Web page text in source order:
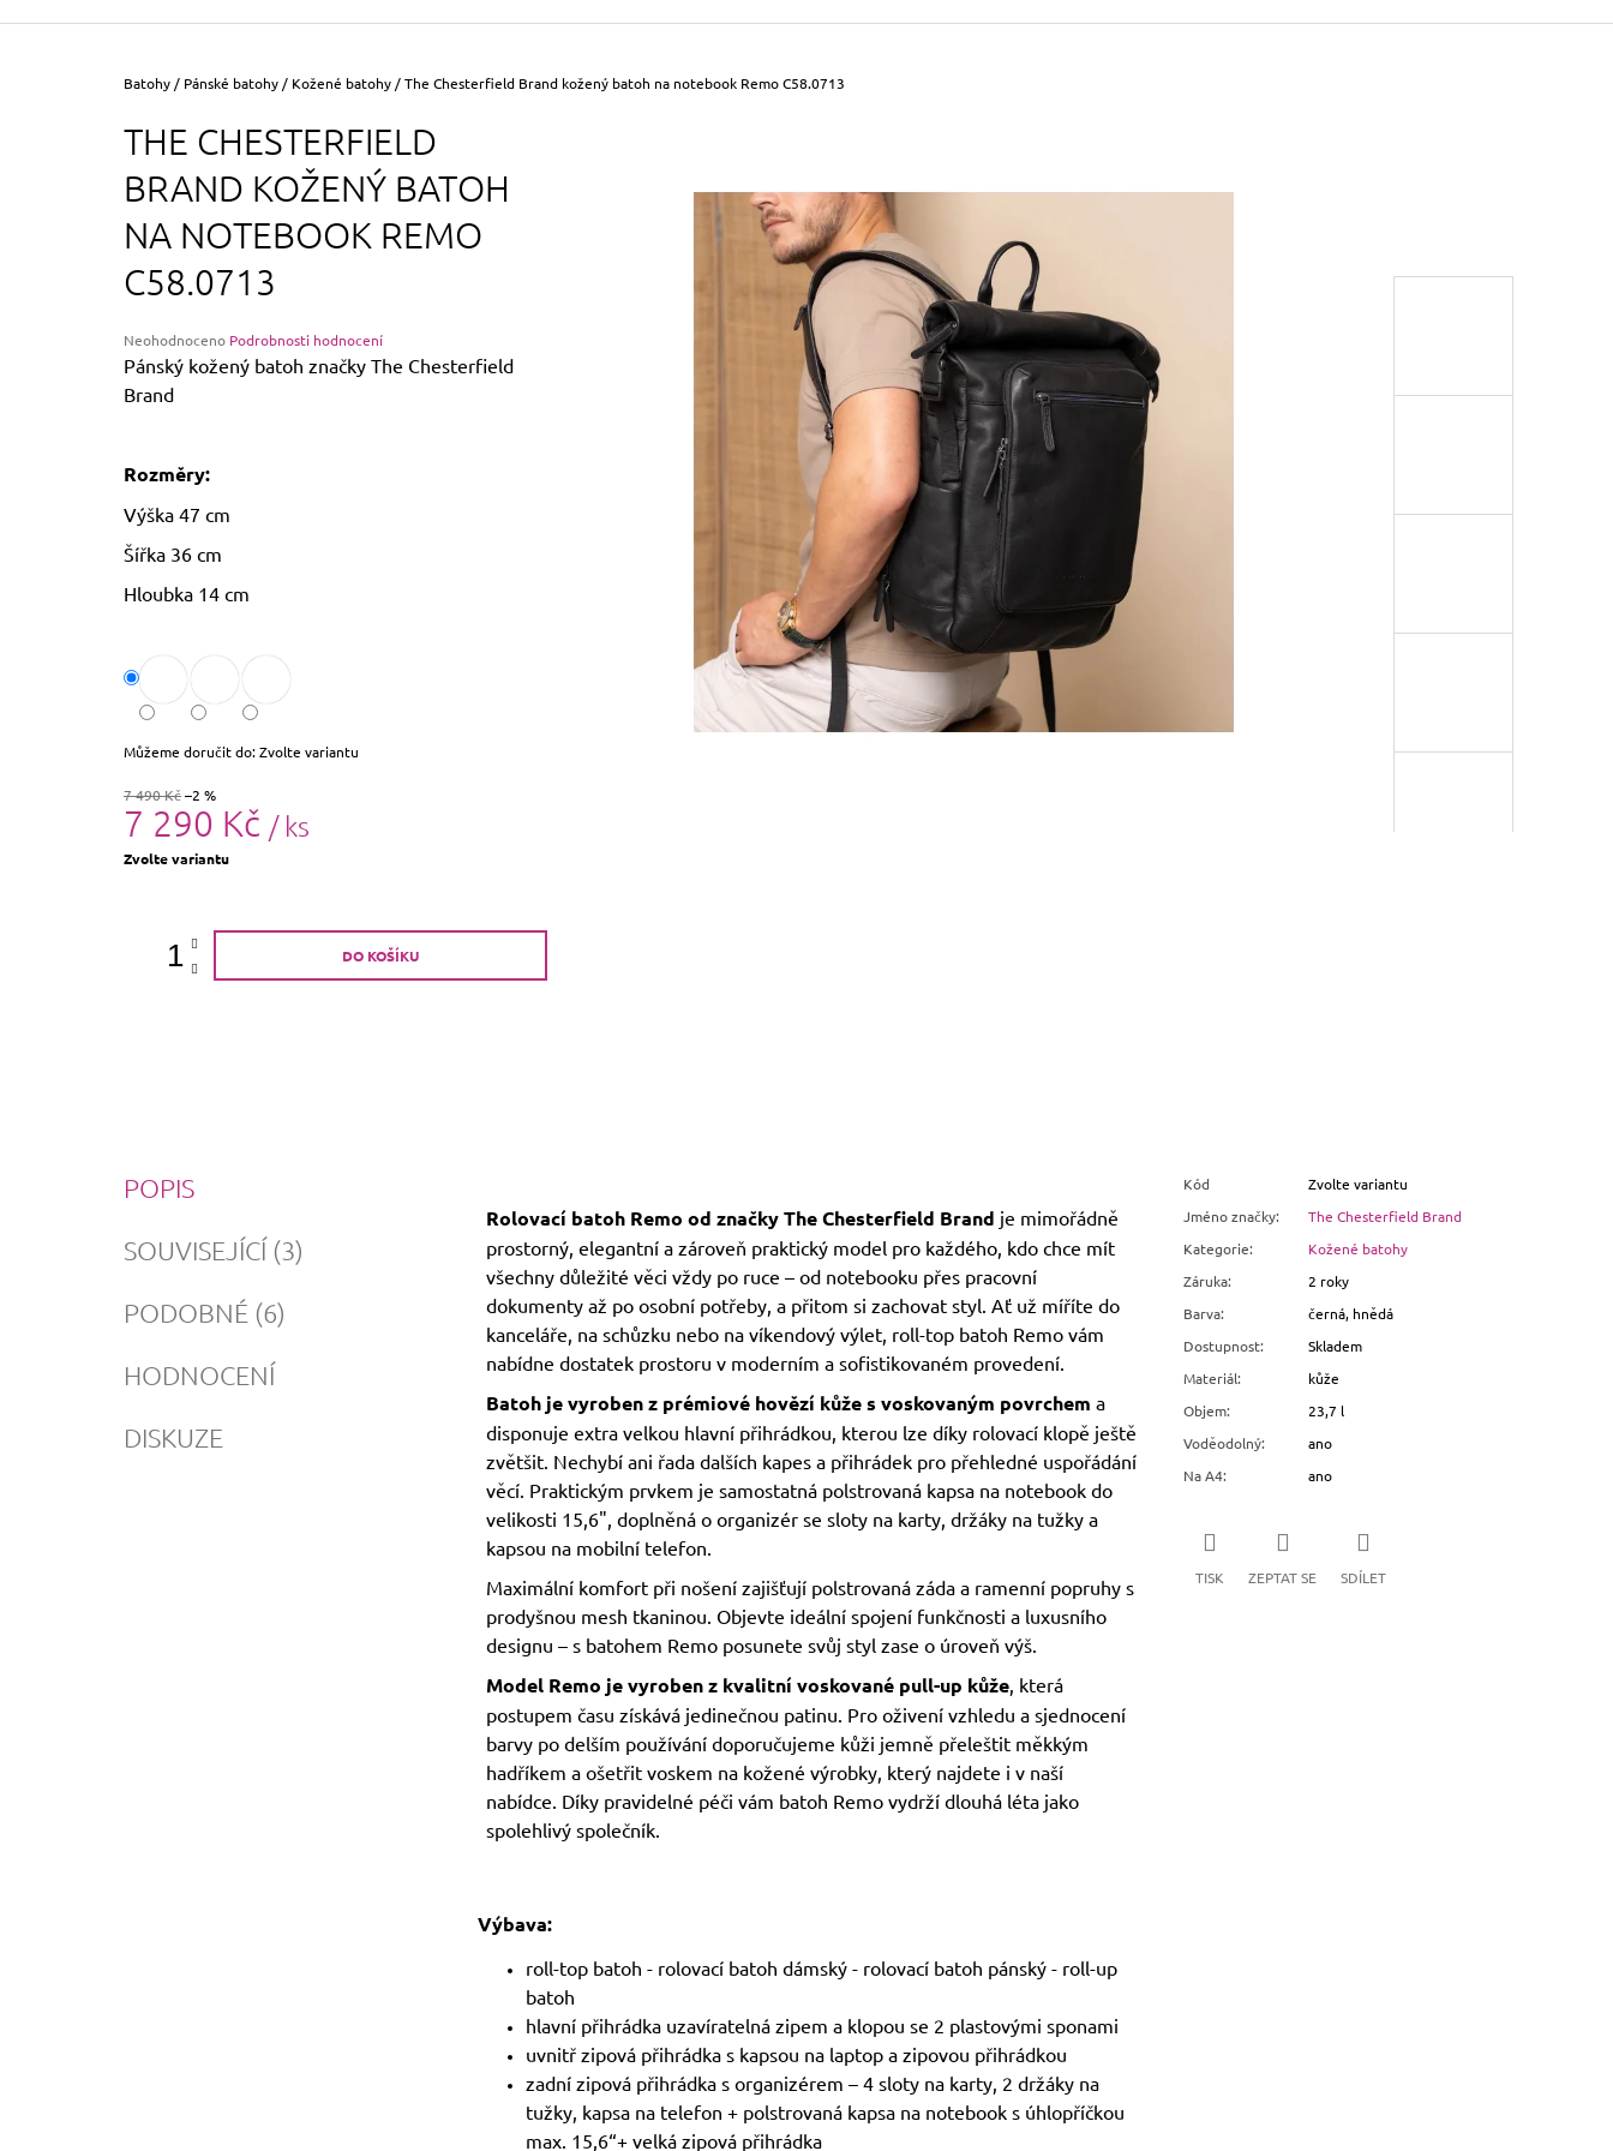
Domů
Batohy / Pánské batohy / Kožené batohy /The Chesterfield Brand kožený batoh na notebook Remo C58.0713
THE CHESTERFIELD
BRAND KOŽENÝ BATOH
NA NOTEBOOK REMO
C58.0713
Průměrné
hodnocení
produktu
je
5
Neohodnoceno Podrobnosti hodnocení
Pánský kožený batoh značky The Chesterfield
Brand
Rozměry:
Výška 47 cm
Šířka 36 cm
Hloubka 14 cm
Můžeme doručit do:Zvolte variantu
7 490 Kč–2 %
7 290 Kč / ks
Měrná
Zvolte variantu
DO KOŠÍKU
POPIS
SOUVISEJÍCÍ (3)
PODOBNÉ (6)
HODNOCENÍ
DISKUZE
Rolovací batoh Remo od značkyThe Chesterfield Brand je mimořádně
prostorný, elegantní a zároveň praktický model pro každého, kdo chce mít
všechny důležité věci vždy po ruce – od notebooku přes pracovní
dokumenty až po osobní potřeby, a přitom si zachovat styl. Ať už míříte do
kanceláře, na schůzku nebo na víkendový výlet, roll-top batoh Remo vám
nabídne dostatek prostoru v moderním a sofistikovaném provedení.
Batoh je vyroben z prémiové hovězí kůže s voskovaným povrchem a
disponuje extra velkou hlavní přihrádkou, kterou lze díky rolovací klopě ještě
zvětšit. Nechybí ani řada dalších kapes a přihrádek pro přehledné uspořádání
věcí. Praktickým prvkem je samostatná polstrovaná kapsa na notebook do
velikosti 15,6", doplněná o organizér se sloty na karty, držáky na tužky a
kapsou na mobilní telefon.
Maximální komfort při nošení zajišťují polstrovaná záda a ramenní popruhy s
prodyšnou mesh tkaninou. Objevte ideální spojení funkčnosti a luxusního
designu – s batohem Remo posunete svůj styl zase o úroveň výš.
Model Remo je vyroben z kvalitní voskované pull-up kůže, která
postupem času získává jedinečnou patinu. Pro oživení vzhledu a sjednocení
barvy po delším používání doporučujeme kůži jemně přeleštit měkkým
hadříkem a ošetřit voskem na kožené výrobky, který najdete i v naší
nabídce. Díky pravidelné péči vám batoh Remo vydrží dlouhá léta jako
spolehlivý společník.
Výbava:
roll-top batoh - rolovací batoh dámský - rolovací batoh pánský - roll-up
batoh
hlavní přihrádka uzavíratelná zipem a klopou se 2 plastovými sponami
uvnitř zipová přihrádka s kapsou na laptop a zipovou přihrádkou
zadní zipová přihrádka s organizérem – 4 sloty na karty, 2 držáky na
tužky, kapsa na telefon + polstrovaná kapsa na notebook s úhlopříčkou
max. 15,6“+ velká zipová přihrádka
Kód
Zvolte variantu
Jméno značky:
The Chesterfield Brand
Kategorie:
Kožené batohy
Záruka:
2 roky
Barva:
černá, hnědá
Dostupnost:
Skladem
Materiál:
kůže
Objem:
23,7 l
Voděodolný:
ano
Na A4: ano
TISK ZEPTAT SE SDÍLET